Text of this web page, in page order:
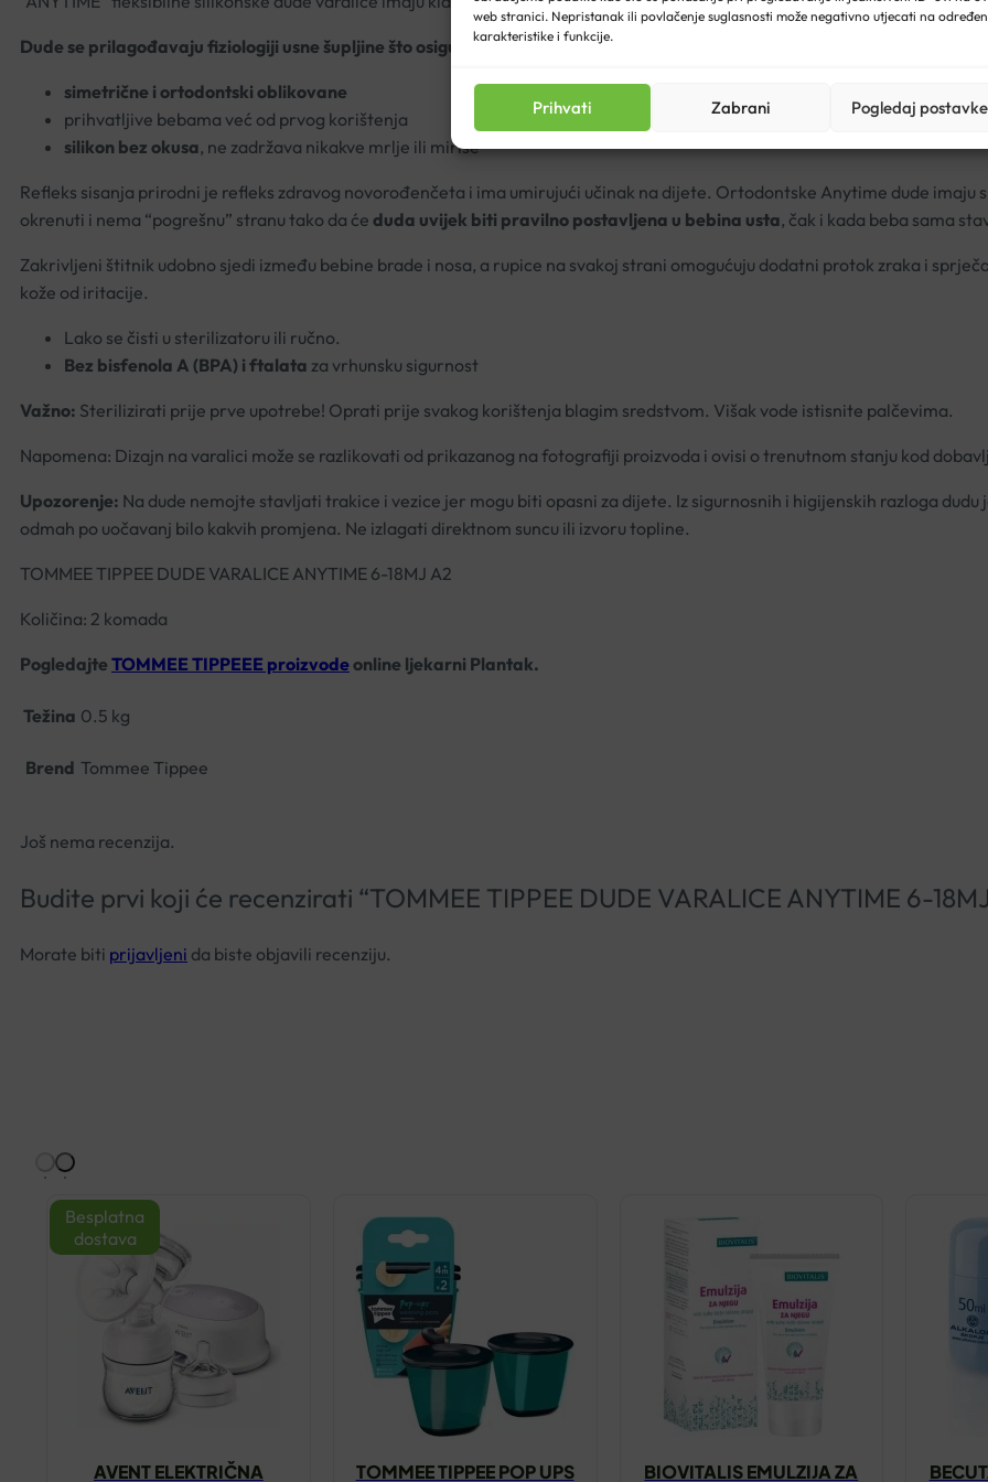
web stranici. Nepristanak ili povlačenje suglasnosti može negativno utjecati na
karakteristike i funkcije.
Prihvati Zabrani Pogledaj postavke
Dude se prilagođavaju fiziologiji usne šupljine što osigurava pravilan razvoj zubi i čeljusti.
simetrične i ortodontski oblikovane
prihvatljive bebama već od prvog korištenja
silikon bez okusa, ne zadržava nikakve mrlje ili mirise
Refleks sisanja prirodni je refleks zdravog novorođenčeta i ima umirujući učinak na dijete. Ortodontske Anytime dude imaju
okrenuti i nema “pogrešnu” stranu tako da će duda uvijek biti pravilno postavljena u bebina usta, čak i kada beba sama
Zakrivljeni štitnik udobno sjedi između bebine brade i nosa, a rupice na svakoj strani omogućuju dodatni protok zraka i
kože od iritacije.
Lako se čisti u sterilizatoru ili ručno.
Bez bisfenola A (BPA) i ftalata za vrhunsku sigurnost
Važno: Sterilizirati prije prve upotrebe! Oprati prije svakog korištenja blagim sredstvom. Višak vode istisnite palčevima.
Napomena: Dizajn na varalici može se razlikovati od prikazanog na fotografiji proizvoda i ovisi o trenutnom stanju kod
Upozorenje: Na dude nemojte stavljati trakice i vezice jer mogu biti opasni za dijete. Iz sigurnosnih i higijenskih razloga
odmah po uočavanj bilo kakvih promjena. Ne izlagati direktnom suncu ili izvoru topline.
TOMMEE TIPPEE DUDE VARALICE ANYTIME 6-18MJ A2
Količina: 2 komada
Pogledajte TOMMEE TIPPEEE proizvodeonline ljekarni Plantak.
Težina 0.5 kg
Brend Tommee Tippee
Još nema recenzija.
Budite prvi koji će recenzirati “TOMMEE TIPPEE DUDE VARALICE ANYTIME 6-
Morate biti prijavljeni da biste objavili recenziju.
AVENT ELEKTRIČNA
Besplatna
dostava
TOMMEE TIPPEE POP UPS
BIOVITALIS EMULZIJA ZA